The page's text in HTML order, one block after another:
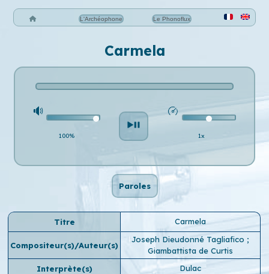
L'Archéophone Le Phonoflux
Carmela
100% 1x
Paroles
Titre Carmela
Compositeur(s)/Auteur(s)
Joseph Dieudonné Tagliafico ;
Giambattista de Curtis
Interprète(s)
Dulac